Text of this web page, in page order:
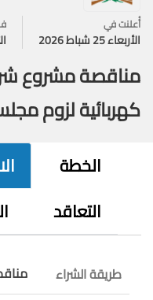
أُعلنت في
الأربعاء 25 شباط 2026
مناقصة مشروع
كهربائية لزوم
الخطة
التعاقد
طريقة الشراء